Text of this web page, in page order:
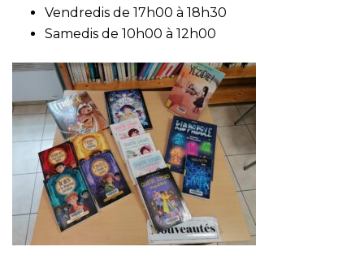
Vendredis de 17h00 à 18h30
Samedis de 10h00 à 12h00